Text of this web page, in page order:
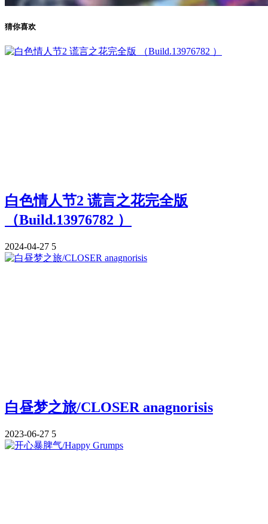
猜你喜欢
白色情人节2 谎言之花完全版
（Build.13976782 ）
2024-04-27 5
白昼梦之旅/CLOSER anagnorisis
2023-06-27 5